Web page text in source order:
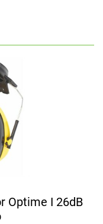
Optime I 26dB